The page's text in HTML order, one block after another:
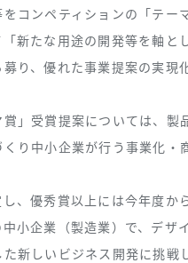
コンペティションの「テーマ
新たな用途の開発等を軸と
り、優れた事業提案の実現
」受賞提案については、製
り中小企業が行う事業化・
、優秀賞以上には今年度か
小企業（製造業）で、デザ
新しいビジネス開発に挑戦